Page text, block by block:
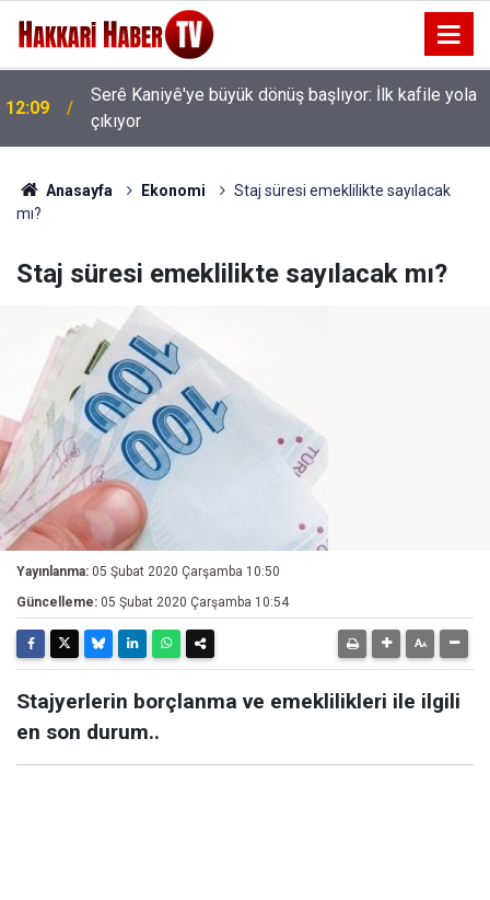
Serê Kaniyê'ye büyük dönüş başlıyor: İlk kafile yola
çıkıyor
11:35
AK Parti Hakkâri Teşkilatı Esendere'de kadınlarla
buluştu
Anasayfa Ekonomi
Staj süresi emeklilikte sayılacak
mı?
Staj süresi emeklilikte sayılacak mı?
Yayınlanma: 05 Şubat 2020 Çarşamba 10:50
Güncelleme: 05 Şubat 2020 Çarşamba 10:54
Stajyerlerin borçlanma ve emeklilikleri ile ilgili
en son durum..